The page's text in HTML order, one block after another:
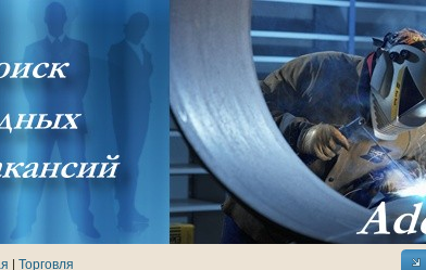
|Торговля